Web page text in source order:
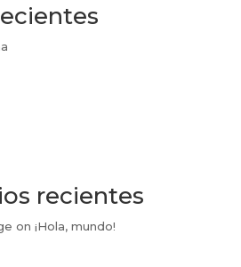
recientes
on ¡Hola, mundo!